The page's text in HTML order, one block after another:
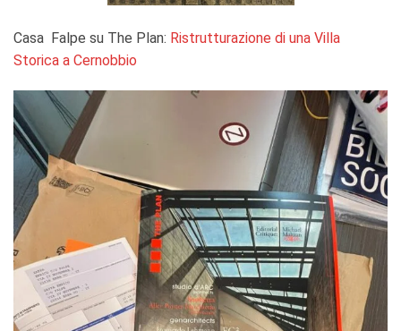
Casa Falpe su The Plan: Ristrutturazione di una Villa
Storica a Cernobbio